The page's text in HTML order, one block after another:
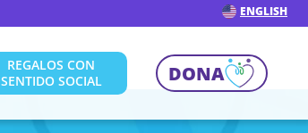
ENGLISH
REGALOS CON
SENTIDO SOCIAL
DONA